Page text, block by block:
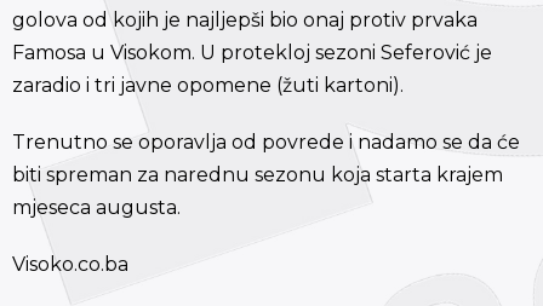
golova od kojih je najljepši bio onaj protiv prvaka
Famosa u Visokom. U protekloj sezoni Seferović je
zaradio i tri javne opomene (žuti kartoni).
Trenutno se oporavlja od povrede i nadamo se da će
biti spreman za narednu sezonu koja starta krajem
mjeseca augusta.
Visoko.co.ba